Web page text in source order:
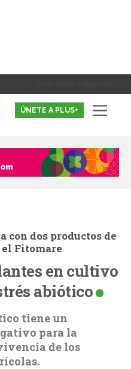
Inicia Sesión o Registrate
ÚNETE A PLUS+
dos productos de
Fitomare
en cultivo
abiótico
tiene un
para la
de los